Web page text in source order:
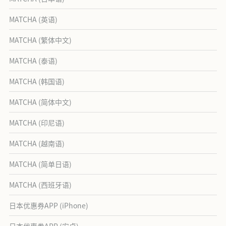
MATCHA (英语)
MATCHA (繁体中文)
MATCHA (泰语)
MATCHA (韩国语)
MATCHA (简体中文)
MATCHA (印尼语)
MATCHA (越南语)
MATCHA (简单日语)
MATCHA (西班牙语)
日本优惠券APP (iPhone)